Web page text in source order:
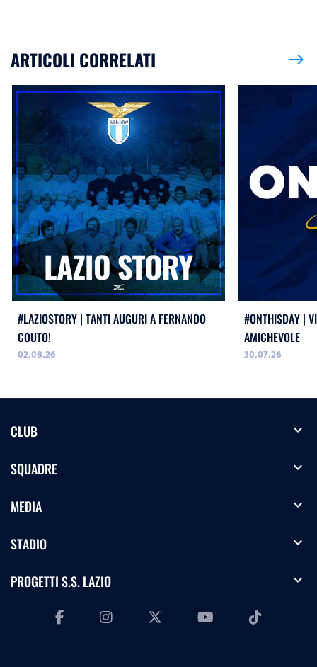
ARTICOLI CORRELATI east
#LAZIOSTORY | TANTI AUGURI A FERNANDO
COUTO!
02.08.26
#ONTHISDAY |
AMICHEVOLE
30.07.26
CLUB expand_more
SQUADRE expand_more
MEDIA expand_more
STADIO expand_more
PROGETTI S.S. LAZIO expand_more